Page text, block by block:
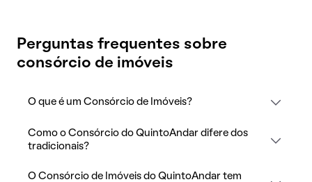
Perguntas frequentes sobre
consórcio de imóveis
O que é um Consórcio de Imóveis?
Como o Consórcio do QuintoAndar difere dos
tradicionais?
O Consórcio de Imóveis do QuintoAndar tem